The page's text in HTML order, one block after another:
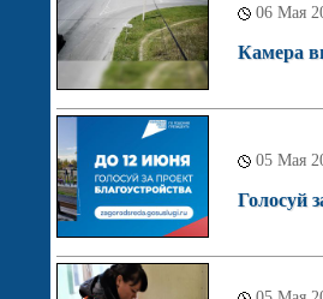
06 Мая
Камера
05 Мая
Голосуй